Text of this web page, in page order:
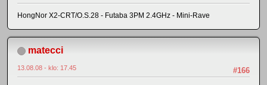
HongNor X2-CRT/O.S.28 - Futaba 3PM 2.4GHz - Mini-Rave
matecci
#166
13.08.08 - klo: 17.45